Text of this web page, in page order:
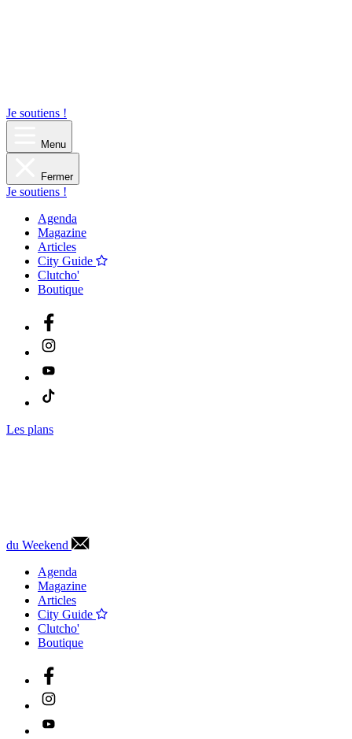
Je soutiens !
Menu
Fermer
Je soutiens !
Agenda
Magazine
Articles
City Guide
Clutcho'
Boutique
Les plans
du Weekend
Agenda
Magazine
Articles
City Guide
Clutcho'
Boutique